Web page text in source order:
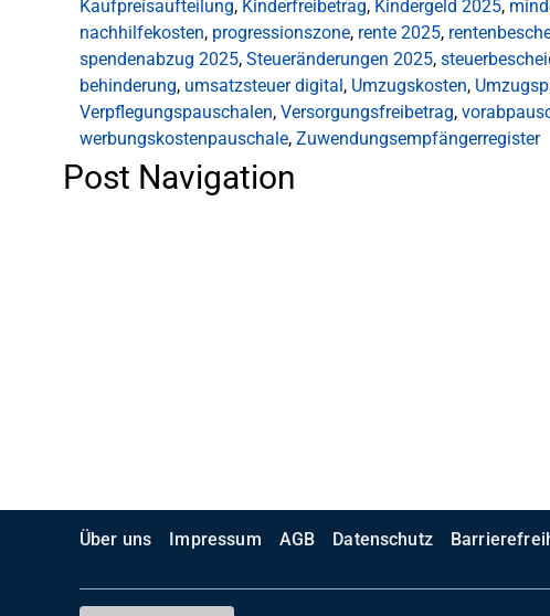
Kaufpreisaufteilung, Kinderfreibetrag, Kindergeld 2025,
nachhilfekosten, progressionszone, rente 2025,
spendenabzug 2025, Steueränderungen 2025,
behinderung, umsatzsteuer digital, Umzugskosten,
Verpflegungspauschalen, Versorgungsfreibetrag,
werbungskostenpauschale, Zuwendungsempfängerregister
Post Navigation
Über uns Impressum AGB Datenschutz